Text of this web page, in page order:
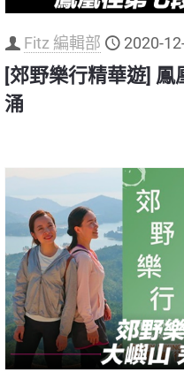
Fitz 編輯部 2020-
[郊野樂行精華遊]
涌